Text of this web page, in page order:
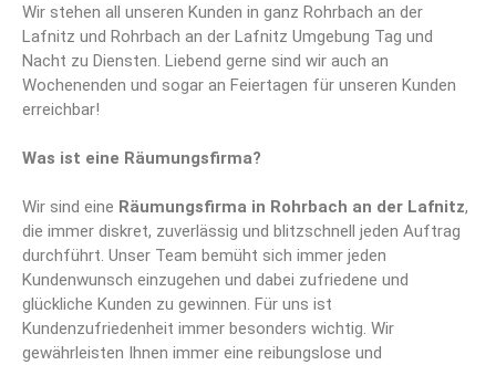
Wir stehen all unseren Kunden in ganz Rohrbach an der
Lafnitz und Rohrbach an der Lafnitz Umgebung Tag und
Nacht zu Diensten. Liebend gerne sind wir auch an
Wochenenden und sogar an Feiertagen für unseren Kunden
erreichbar!
Was ist eine Räumungsfirma?
Wir sind eine Räumungsfirma in Rohrbach an der Lafnitz,
die immer diskret, zuverlässig und blitzschnell jeden Auftrag
durchführt. Unser Team bemüht sich immer jeden
Kundenwunsch einzugehen und dabei zufriedene und
glückliche Kunden zu gewinnen. Für uns ist
Kundenzufriedenheit immer besonders wichtig. Wir
gewährleisten Ihnen immer eine reibungslose und